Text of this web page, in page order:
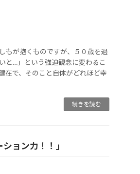
もが抱くものですが、５０歳を過
と…」という強迫観念に変わるこ
在で、そのこと自体がどれほど幸
続きを読む
ョン力！！」